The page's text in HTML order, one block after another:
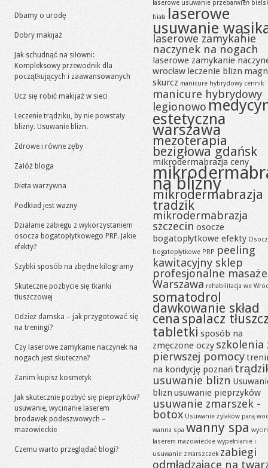
Dbamy o urodę
Dobry makijaż
Jak schudnąć na siłowni:
Kompleksowy przewodnik dla
początkujących i zaawansowanych
Ucz się robić makijaż w sieci
Leczenie trądziku, by nie powstały
blizny. Usuwanie blizn.
Zdrowe i równe zęby
Załóż bloga
Dieta warzywna
Podkład jest ważny
Działanie zabiegu z wykorzystaniem
osocza bogatopłytkowego PRP. Jakie
efekty?
Szybki sposób na zbędne kilogramy
Skuteczne pozbycie się tkanki
tłuszczowej
Odzież damska – jak przygotować się
na treningi?
Czy laserowe zamykanie naczynek na
nogach jest skuteczne?
Zanim kupisz kosmetyk
Jak skutecznie pozbyć się pieprzyków?
usuwanie, wycinanie laserem
brodawek podeszwowych –
mazowieckie
Czemu warto przeglądać blogi?
laserowe usuwanie przebarwień
biała laserowe
usuwanie
laserowe zamykanie
naczynek na nogach
laserowe zamykanie
wrocław leczenie blizn
skurcz manicure hybrydowy cennik
manicure hybrydowy
legionowo
estetyczna
warszawa
mezoterapia
bezigłowa gdańsk
mikrodermabrazja ceny
na blizny
mikrodermabrazja
tradzik
mikrodermabrazja
szczecin osocze
bogatopłytkowe efekty
bogatopłytkowe PRP peeling
kawitacyjny sklep
profesjonalne masaże
Warszawa rehabilitacja we
somatodrol
dawkowanie skład
cena spalacz
tabletki sposób na
zmęczone oczy szkolenia
pierwszej pomocy
na kondycję poznań
usuwanie blizn
blizn usuwanie pieprzyków
usuwanie zmarszek -
botox Usuwanie żylaków parą
wanna spa wanny spa
laserem mazowieckie wypełnianie i
usuwanie zmarszczek zabiegi
odmładzające na